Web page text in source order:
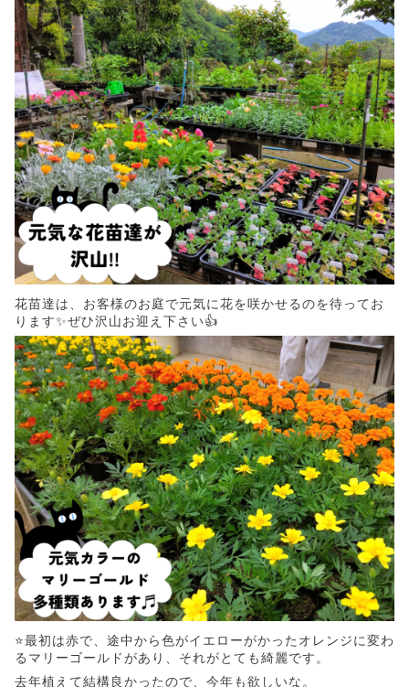
花苗達は、お客様のお庭で元気に花を咲かせるのを待ってお
ります✨ぜひ沢山お迎え下さい👍
⭐最初は赤で、途中から色がイエローがかったオレンジに変わ
るマリーゴールドがあり、それがとても綺麗です。
去年植えて結構良かったので、今年も欲しいな。